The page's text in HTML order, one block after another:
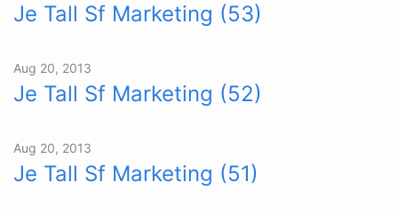
Je Tall Sf Marketing (53)
Aug 20, 2013
Je Tall Sf Marketing (52)
Aug 20, 2013
Je Tall Sf Marketing (51)